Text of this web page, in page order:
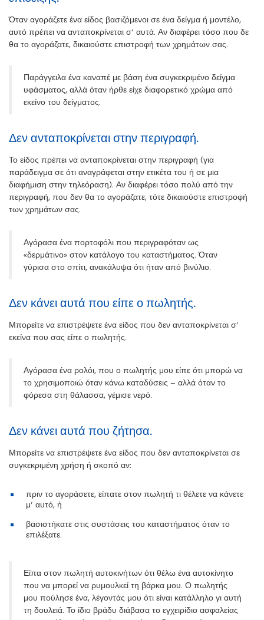
Όταν αγοράζετε ένα είδος βασιζόμενοι σε ένα δείγμα ή μοντέλο,
αυτό πρέπει να ανταποκρίνεται σ’ αυτά. Αν διαφέρει τόσο που δε
θα το αγοράζατε, δικαιούστε επιστροφή των χρημάτων σας.
Παράγγειλα ένα καναπέ με βάση ένα συγκεκριμένο δείγμα
υφάσματος, αλλά όταν ήρθε είχε διαφορετικό χρώμα από
εκείνο του δείγματος.
Δεν ανταποκρίνεται στην περιγραφή.
Το είδος πρέπει να ανταποκρίνεται στην περιγραφή (για
παράδειγμα σε ότι αναγράφεται στην ετικέτα του ή σε μια
διαφήμιση στην τηλεόραση). Αν διαφέρει τόσο πολύ από την
περιγραφή, που δεν θα το αγοράζατε, τότε δικαιούστε επιστροφή
των χρημάτων σας.
Αγόρασα ένα πορτοφόλι που περιγραφόταν ως
«δερμάτινο» στον κατάλογο του καταστήματος. Όταν
γύρισα στο σπίτι, ανακάλυψα ότι ήταν από βινύλιο.
Δεν κάνει αυτά που είπε ο πωλητής.
Μπορείτε να επιστρέψετε ένα είδος που δεν ανταποκρίνεται σ’
εκείνα που σας είπε ο πωλητής.
Αγόρασα ένα ρολόι, που ο πωλητής μου είπε ότι μπορώ να
το χρησιμοποιώ όταν κάνω καταδύσεις – αλλά όταν το
φόρεσα στη θάλασσα, γέμισε νερό.
Δεν κάνει αυτά που ζήτησα.
Μπορείτε να επιστρέψετε ένα είδος που δεν ανταποκρίνεται σε
συγκεκριμένη χρήση ή σκοπό αν:
πριν το αγοράσετε, είπατε στον πωλητή τι θέλετε να κάνετε
μ’ αυτό, ή
βασιστήκατε στις συστάσεις του καταστήματος όταν το
επιλέξατε.
Είπα στον πωλητή αυτοκινήτων ότι θέλω ένα αυτοκίνητο
που να μπορεί να ρυμουλκεί τη βάρκα μου. Ο πωλητής
μου πούλησε ένα, λέγοντάς μου ότι είναι κατάλληλο γι αυτή
τη δουλειά. Το ίδιο βράδυ διάβασα το εγχειρίδιο ασφαλείας